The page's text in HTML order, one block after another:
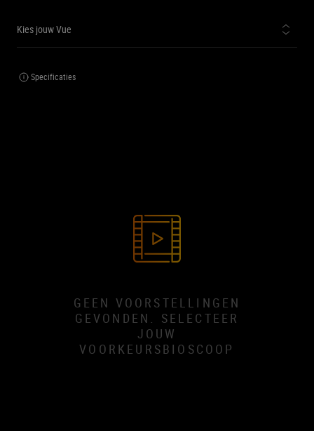
Kies jouw Vue
Specificaties
GEEN VOORSTELLINGEN
GEVONDEN. SELECTEER
JOUW
VOORKEURSBIOSCOOP